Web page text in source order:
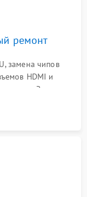
ремонт
замена чипов
HDMI и
Замена
головки